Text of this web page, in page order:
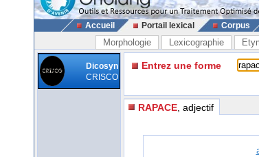
Accueil Portail lexical Corpus
Morphologie Lexicographie
Dicosyn
CRISCO
Entrez une forme
RAPACE , adjectif